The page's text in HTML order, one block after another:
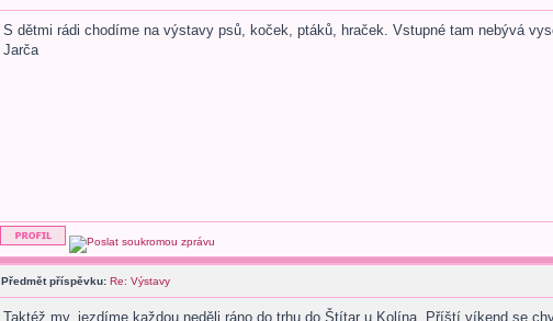
S dětmi rádi chodíme na výstavy psů, koček, ptáků, hraček. Vstupné tam nebývá
Jarča
Předmět příspěvku: Re: Výstavy
Taktéž my, jezdíme každou neděli ráno do trhu do Štítar u Kolína. Příští víkend se